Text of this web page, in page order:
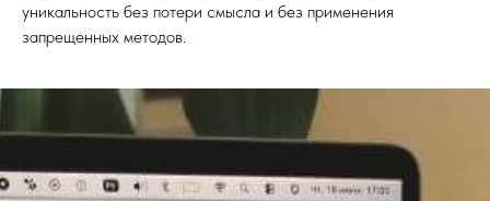
уникальность без потери смысла и без применения
запрещенных методов.